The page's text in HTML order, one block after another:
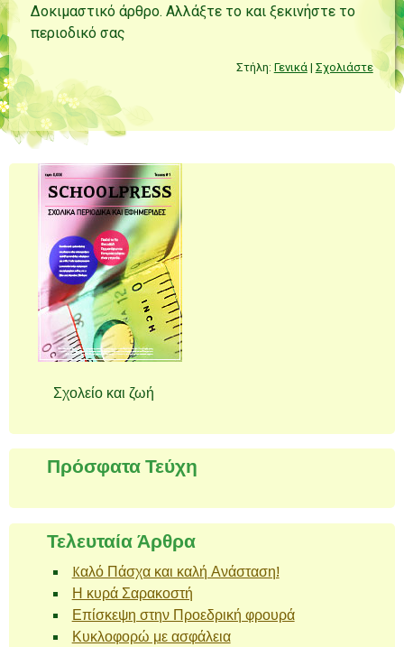
Δοκιμαστικό άρθρο. Αλλάξτε το και ξεκινήστε το
περιοδικό σας
Στήλη: Γενικά | Σχολιάστε
Σχολείο και ζωή
Πρόσφατα Τεύχη
Τελευταία Άρθρα
Kαλό Πάσχα και καλή Ανάσταση!
Η κυρά Σαρακοστή
Επίσκεψη στην Προεδρική φρουρά
Κυκλοφορώ με ασφάλεια